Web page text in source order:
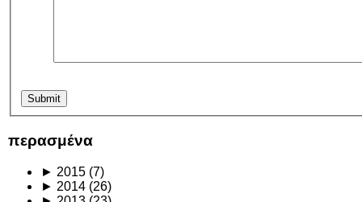
περασμένα
► 2015 (7)
► 2014 (26)